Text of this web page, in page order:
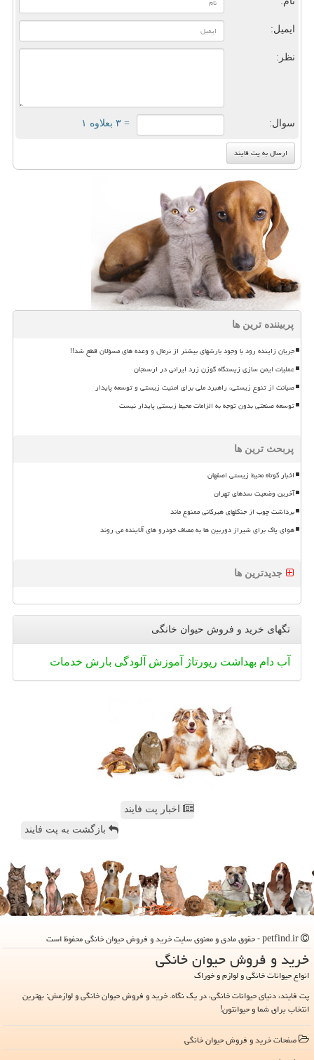
ایمیل:
نظر:
سوال: = ۳ بعلاوه ۱
پربیننده ترین ها
جریان زاینده رود با وجود بارشهای بیشتر از نرمال و وعده های مسؤلان قطع شد!!
عملیات ایمن سازی زیستگاه گوزن زرد ایرانی در ارسنجان
صیانت از تنوع زیستی، راهبرد ملی برای امنیت زیستی و توسعه پایدار
توسعه صنعتی بدون توجه به الزامات محیط زیستی پایدار نیست
پربحث ترین ها
اخبار کوتاه محیط زیستی اصفهان
آخرین وضعیت سدهای تهران
برداشت چوب از جنگلهای هیرکانی ممنوع ماند
هوای پاک برای شیراز دوربین ها به مصاف خودرو های آلاینده می روند
جدیدترین ها
تگهای خرید و فروش حیوان خانگی
آب دام بهداشت رپورتاژ آموزش آلودگی بارش خدمات
اخبار پت فایند
بازگشت به پت فایند
خرید و فروش حیوان خانگی
انواع حیوانات خانگی و لوازم و خوراک
پت فایند، دنیای حیوانات خانگی، در یک نگاه. خرید و فروش حیوان خانگی و لوازمش: بهترین
انتخاب برای شما و حیوانتون!
صفحات خرید و فروش حیوان خانگی